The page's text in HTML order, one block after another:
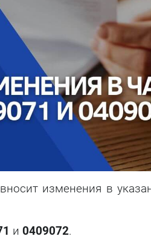
вносит изменения в
и 0409072.